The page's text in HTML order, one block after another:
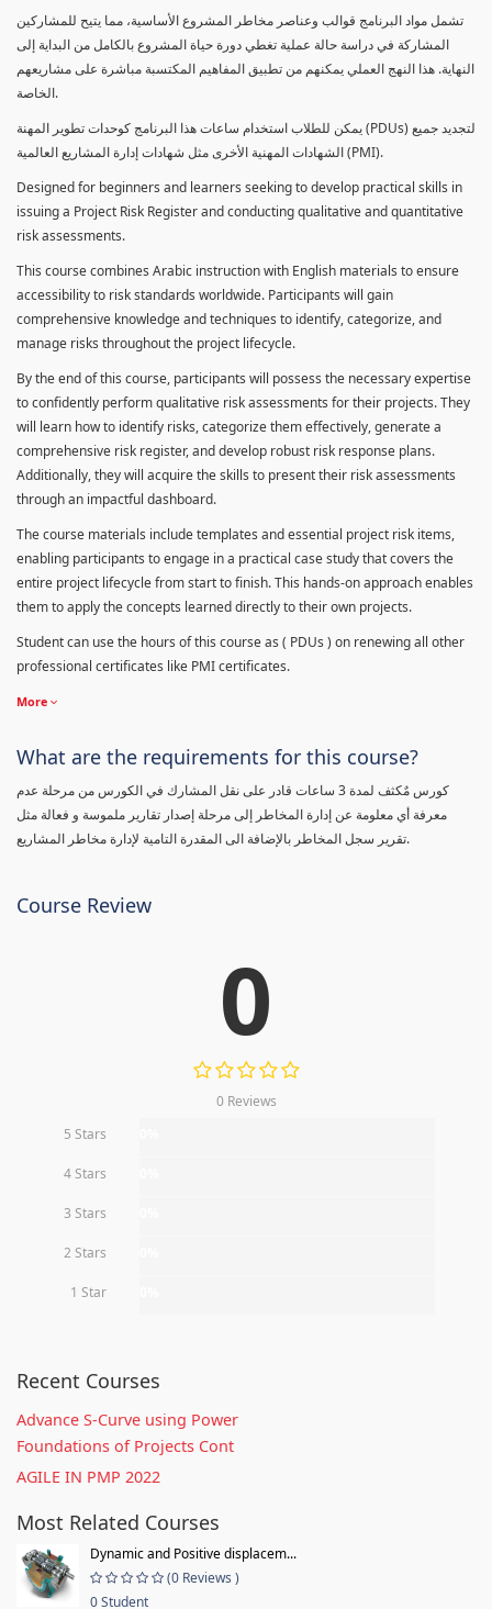
تشمل مواد البرنامج قوالب وعناصر مخاطر المشروع الأساسية، مما يتيح للمشاركين
المشاركة في دراسة حالة عملية تغطي دورة حياة المشروع بالكامل من البداية إلى
النهاية. هذا النهج العملي يمكنهم من تطبيق المفاهيم المكتسبة مباشرة على مشاريعهم
الخاصة.
يمكن للطلاب استخدام ساعات هذا البرنامج كوحدات تطوير المهنة (PDUs) لتجديد جميع
الشهادات المهنية الأخرى مثل شهادات إدارة المشاريع العالمية (PMI).
Designed for beginners and learners seeking to develop practical skills in
issuing a Project Risk Register and conducting qualitative and quantitative
risk assessments.
This course combines Arabic instruction with English materials to ensure
accessibility to risk standards worldwide. Participants will gain
comprehensive knowledge and techniques to identify, categorize, and
manage risks throughout the project lifecycle.
By the end of this course, participants will possess the necessary expertise
to confidently perform qualitative risk assessments for their projects. They
will learn how to identify risks, categorize them effectively, generate a
comprehensive risk register, and develop robust risk response plans.
Additionally, they will acquire the skills to present their risk assessments
through an impactful dashboard.
The course materials include templates and essential project risk items,
enabling participants to engage in a practical case study that covers the
entire project lifecycle from start to finish. This hands-on approach enables
them to apply the concepts learned directly to their own projects.
Student can use the hours of this course as ( PDUs ) on renewing all other
professional certificates like PMI certificates.
More
What are the requirements for this course?
كورس مٌكثف لمدة 3 ساعات قادر على نقل المشارك في الكورس من مرحلة عدم
معرفة أي معلومة عن إدارة المخاطر إلى مرحلة إصدار تقارير ملموسة و فعالة مثل
تقرير سجل المخاطر بالإضافة الى المقدرة التامية لإدارة مخاطر المشاريع.
Course Review
0
0 Reviews
5 Stars
4 Stars
3 Stars
2 Stars
1 Star
Recent Courses
Advance S-Curve using Power
Foundations of Projects Cont
AGILE IN PMP 2022
Most Related Courses
Dynamic and Positive displacem...
(0 Reviews )
0 Student